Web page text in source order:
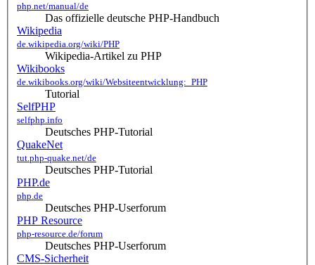
php.net/manual/de
Das offizielle deutsche PHP-Handbuch
Wikipedia
de.wikipedia.org/wiki/PHP
Wikipedia-Artikel zu PHP
Wikibooks
de.wikibooks.org/wiki/Websiteentwicklung:_PHP
Tutorial
SelfPHP
selfphp.info
Deutsches PHP-Tutorial
QuakeNet
tut.php-quake.net/de
Deutsches PHP-Tutorial
PHP.de
php.de
Deutsches PHP-Userforum
PHP Resource
php-resource.de/forum
Deutsches PHP-Userforum
CMS-Sicherheit